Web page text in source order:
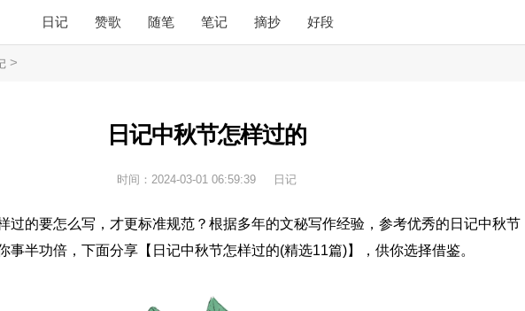
日记 赞歌 随笔 笔记 摘抄 好段
>
日记中秋节怎样过的
时间： 2024-03-01 06:59:39 日记
过的要怎么写，才更标准规范？根据多年的文秘写作经验，参考优秀的日记中秋节
事半功倍，下面分享【日记中秋节怎样过的(精选11篇)】，供你选择借鉴。